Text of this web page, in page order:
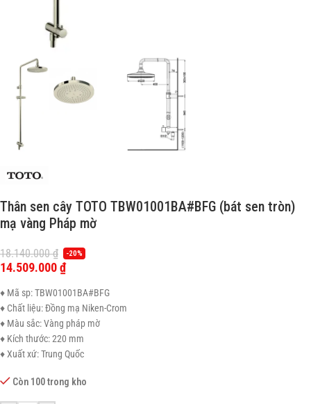
Thân sen cây TOTO TBW01001BA#BFG (bát sen tròn)
mạ vàng Pháp mờ
18.140.000₫ -20%
14.509.000₫
♦ Mã sp: TBW01001BA#BFG
♦ Chất liệu: Đồng mạ Niken-Crom
♦ Màu sắc: Vàng pháp mờ
♦ Kích thước: 220 mm
♦ Xuất xứ: Trung Quốc
Còn 100 trong kho